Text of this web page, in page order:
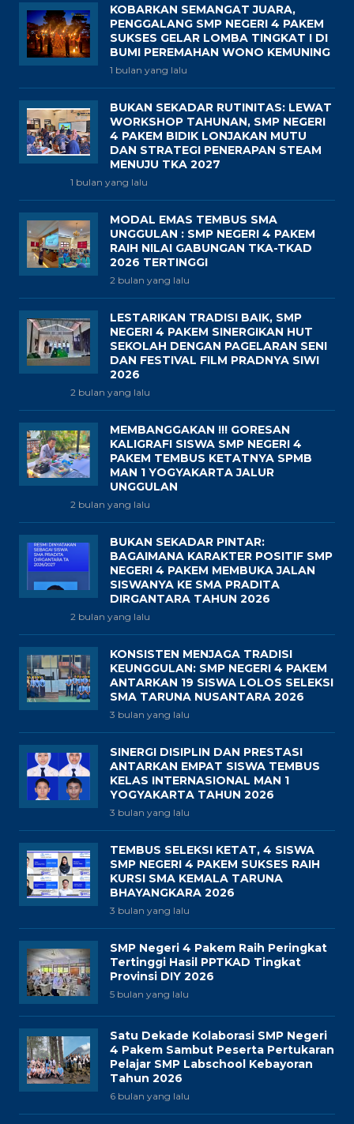
KOBARKAN SEMANGAT JUARA,
PENGGALANG SMP NEGERI 4 PAKEM
SUKSES GELAR LOMBA TINGKAT I DI
BUMI PEREMAHAN WONO KEMUNING
1 bulan yang lalu
BUKAN SEKADAR RUTINITAS: LEWAT
WORKSHOP TAHUNAN, SMP NEGERI
4 PAKEM BIDIK LONJAKAN MUTU
DAN STRATEGI PENERAPAN STEAM
MENUJU TKA 2027
1 bulan yang lalu
MODAL EMAS TEMBUS SMA
UNGGULAN : SMP NEGERI 4 PAKEM
RAIH NILAI GABUNGAN TKA-TKAD
2026 TERTINGGI
2 bulan yang lalu
LESTARIKAN TRADISI BAIK, SMP
NEGERI 4 PAKEM SINERGIKAN HUT
SEKOLAH DENGAN PAGELARAN SENI
DAN FESTIVAL FILM PRADNYA SIWI
2026
2 bulan yang lalu
MEMBANGGAKAN !!! GORESAN
KALIGRAFI SISWA SMP NEGERI 4
PAKEM TEMBUS KETATNYA SPMB
MAN 1 YOGYAKARTA JALUR
UNGGULAN
2 bulan yang lalu
BUKAN SEKADAR PINTAR:
BAGAIMANA KARAKTER POSITIF SMP
NEGERI 4 PAKEM MEMBUKA JALAN
SISWANYA KE SMA PRADITA
DIRGANTARA TAHUN 2026
2 bulan yang lalu
KONSISTEN MENJAGA TRADISI
KEUNGGULAN: SMP NEGERI 4 PAKEM
ANTARKAN 19 SISWA LOLOS SELEKSI
SMA TARUNA NUSANTARA 2026
3 bulan yang lalu
SINERGI DISIPLIN DAN PRESTASI
ANTARKAN EMPAT SISWA TEMBUS
KELAS INTERNASIONAL MAN 1
YOGYAKARTA TAHUN 2026
3 bulan yang lalu
TEMBUS SELEKSI KETAT, 4 SISWA
SMP NEGERI 4 PAKEM SUKSES RAIH
KURSI SMA KEMALA TARUNA
BHAYANGKARA 2026
3 bulan yang lalu
SMP Negeri 4 Pakem Raih Peringkat
Tertinggi Hasil PPTKAD Tingkat
Provinsi DIY 2026
5 bulan yang lalu
Satu Dekade Kolaborasi SMP Negeri
4 Pakem Sambut Peserta Pertukaran
Pelajar SMP Labschool Kebayoran
Tahun 2026
6 bulan yang lalu